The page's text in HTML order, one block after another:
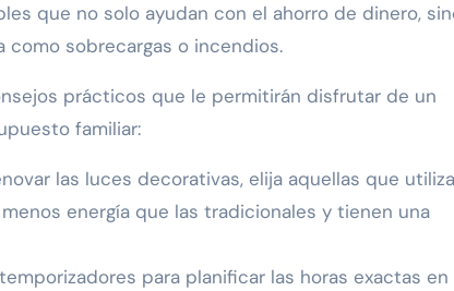
que no solo ayudan con el ahorro de dinero,
sobrecargas o incendios.
prácticos que le permitirán disfrutar de un
familiar:
las luces decorativas, elija aquellas que
energía que las tradicionales y tienen una
para planificar las horas exactas en